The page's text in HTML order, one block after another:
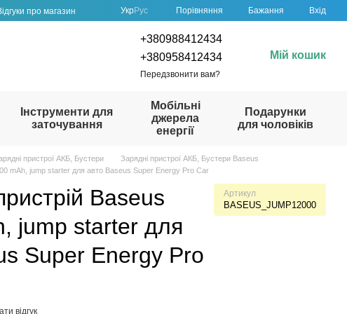
про магазин
УкрРус Порівняння Бажання Вхід
+380988412434
+380958412434
Передзвонити вам?
Мій кошик
Інструменти для
заточування
Мобільні
джерела
енергії
Подарунки
для чоловіків
пристрої АКБ, Бустери
Зарядні пристрої АКБ, Бустери Baseus
mAh, jump starter для авто Baseus Super Energy Pro Car
Baseus
jump starter для
Super Energy Pro
Артикул
BASEUS_JUMP12000
відгук